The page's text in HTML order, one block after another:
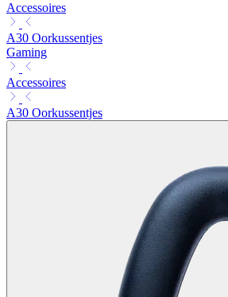
Accessoires
A30 Oorkussentjes
Gaming
Accessoires
A30 Oorkussentjes